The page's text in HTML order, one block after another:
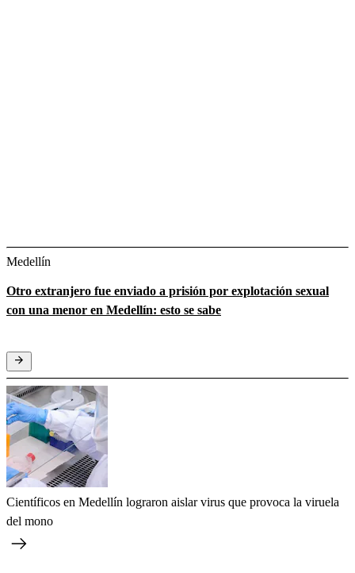
Medellín
Otro extranjero fue enviado a prisión por explotación sexual
con una menor en Medellín: esto se sabe
Científicos en Medellín lograron aislar virus que provoca la viruela
del mono